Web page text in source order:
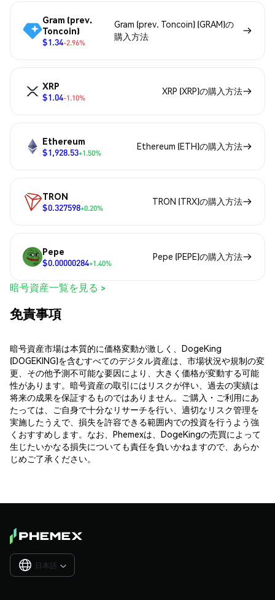
Gram (prev.
Toncoin)
$1.34-2.96%
Gram (prev. Toncoin) (GRAM)の
購入方法
XRP
$1.04-1.10%
XRP (XRP)の購入方法
Ethereum
$1,928.53+1.50%
Ethereum (ETH)の購入方法
TRON
$0.327598+0.20%
TRON (TRX)の購入方法
Pepe
$0.00000284+1.40%
Pepe (PEPE)の購入方法
暗号資産一覧を見る >
免責事項
暗号資産市場は本質的に価格変動が激しく、DogeKing
(DOGEKING)を含むすべてのデジタル資産は、市場状況や規制の変
更、その他予測不可能な要因により、大きく価格が変動する可能
性があります。暗号資産の取引にはリスクが伴い、過去の実績は
将来の成果を保証するものではありません。ご購入・ご利用にあ
たっては、ご自身で十分なリサーチを行い、適切なリスク管理を
実施したうえで、損失を許容できる範囲内での投資を行うよう強
くおすすめします。なお、Phemexは、DogeKingの売買によって
生じたいかなる損失についても責任を負いかねますので、あらか
じめご了承ください。
日本語 